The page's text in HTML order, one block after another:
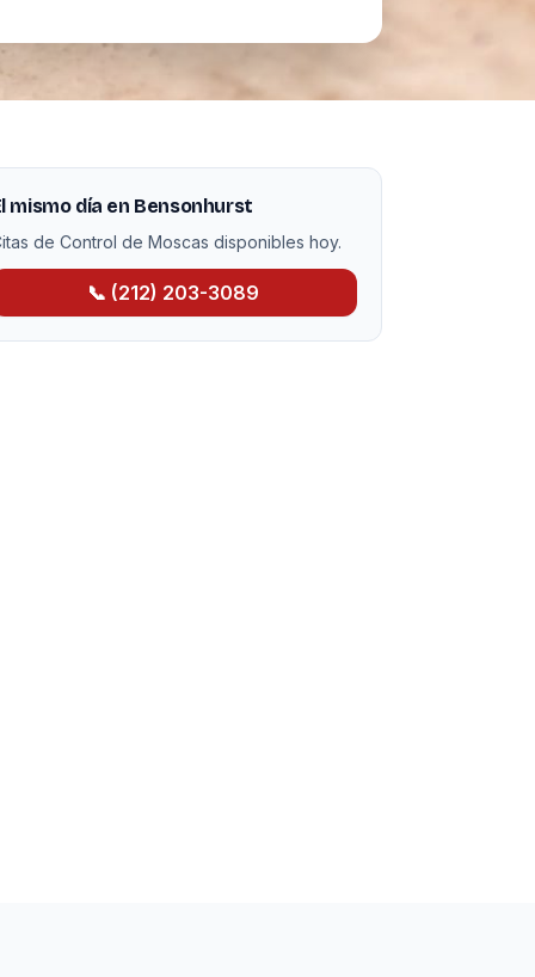
mismo día en Bensonhurst
de Control de Moscas disponibles hoy.
📞 (212) 203-3089